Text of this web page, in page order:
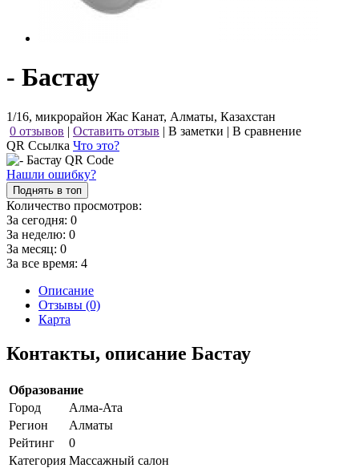
- Бастау
1/16, микрорайон Жас Канат, Алматы, Казахстан
0 отзывов | Оставить отзыв | В заметки | В сравнение
QR Ссылка Что это?
Нашли ошибку?
Поднять в топ
Количество просмотров:
За сегодня: 0
За неделю: 0
За месяц: 0
За все время: 4
Описание
Отзывы (0)
Карта
Контакты, описание Бастау
Образование
Город
Алма-Ата
Регион
Алматы
Рейтинг
0
Категория Массажный салон